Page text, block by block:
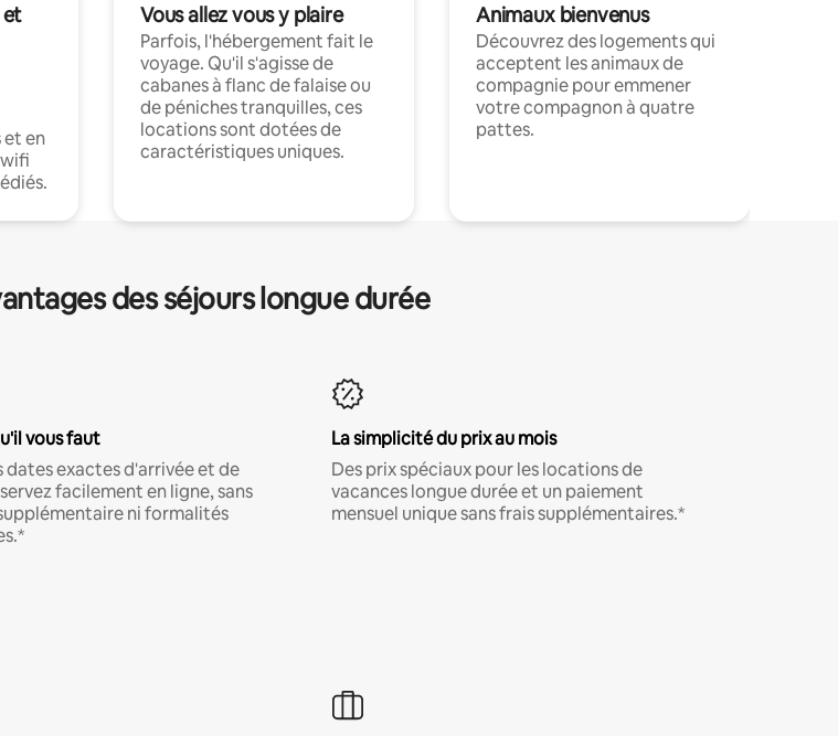
et
et en
Vous allez vous y plaire
Parfois, l'hébergement fait le
voyage. Qu'il s'agisse de
cabanes à flanc de falaise ou
de péniches tranquilles, ces
locations sont dotées de
caractéristiques uniques.
Animaux bienvenus
Découvrez des logements qui
acceptent les animaux de
compagnie pour emmener
votre compagnon à quatre
pattes.
des séjours longue durée
vous faut
dates exactes d'arrivée et de
facilement en ligne, sans
ni formalités
La simplicité du prix au mois
Des prix spéciaux pour les locations de
vacances longue durée et un paiement
mensuel unique sans frais supplémentaires.*